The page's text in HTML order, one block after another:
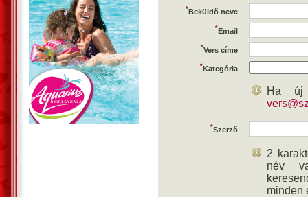
*Beküldő neve
*Email
*Vers címe
*Kategória
Ha új
*Szerző
2
név
minden